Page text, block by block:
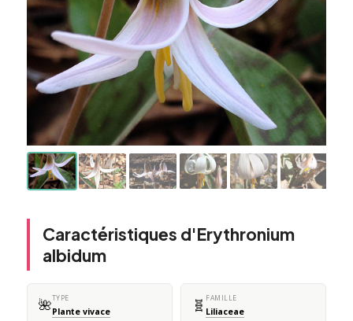
Caractéristiques d'Erythronium
albidum
🌺TYPE
Plante vivace 🧬 FAMILLE
Liliaceae